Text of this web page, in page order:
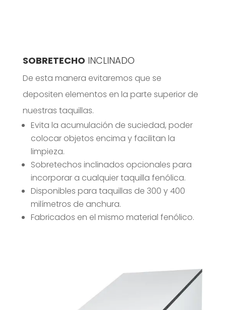
SOBRETECHO INCLINADO
De esta manera evitaremos que se
depositen elementos en la parte superior de
nuestras taquillas.
Evita la acumulación de suciedad, poder
colocar objetos encima y facilitan la
limpieza.
Sobretechos inclinados opcionales para
incorporar a cualquier taquilla fenólica.
Disponibles para taquillas de 300 y 400
milímetros de anchura.
Fabricados en el mismo material fenólico.